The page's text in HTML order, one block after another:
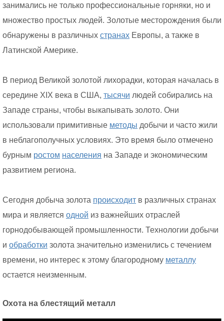
занимались не только профессиональные горняки, но и
множество простых людей. Золотые месторождения были
обнаружены в различных странах Европы, а также в
Латинской Америке.
В период Великой золотой лихорадки, которая началась в
середине XIX века в США, тысячи людей собирались на
Западе страны, чтобы выкапывать золото. Они
использовали примитивные методы добычи и часто жили
в неблагополучных условиях. Это время было отмечено
бурным ростом населения на Западе и экономическим
развитием региона.
Сегодня добыча золота происходит в различных странах
мира и является одной из важнейших отраслей
горнодобывающей промышленности. Технологии добычи
и обработки золота значительно изменились с течением
времени, но интерес к этому благородному металлу
остается неизменным.
Охота на блестящий металл